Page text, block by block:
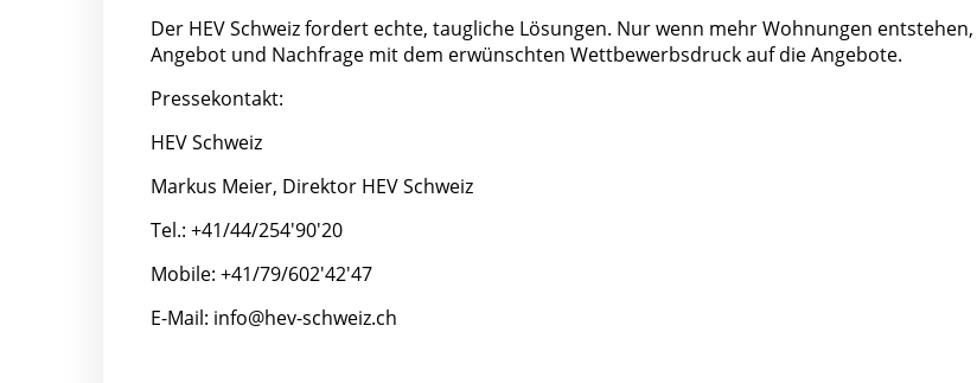
Der HEV Schweiz fordert echte, taugliche Lösungen. Nur wenn mehr Wohnungen
Angebot und Nachfrage mit dem erwünschten Wettbewerbsdruck auf die Angebote.
Pressekontakt:
HEV Schweiz
Markus Meier, Direktor HEV Schweiz
Tel.: +41/44/254'90'20
Mobile: +41/79/602'42'47
E-Mail: info@hev-schweiz.ch